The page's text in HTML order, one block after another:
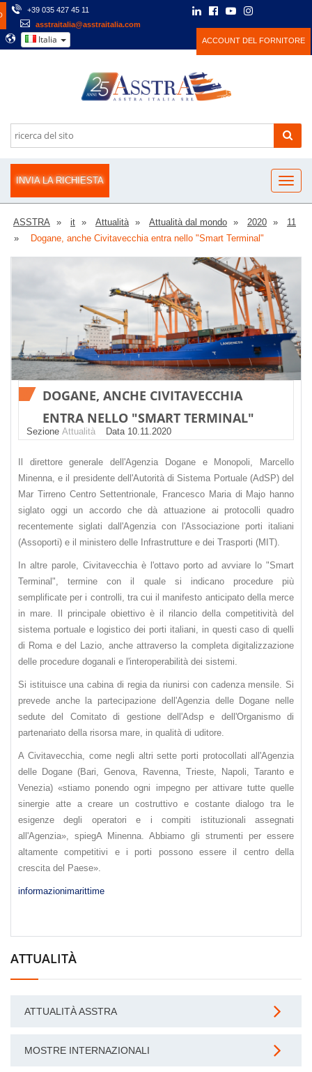
+39 035 427 45 11
asstraitalia@asstraitalia.com
Italia ACCOUNT DEL FORNITORE
INVIA LA RICHIESTA
ASSTRA it Attualità Attualità dal mondo 2020
11
Dogane, anche Civitavecchia entra nello "Smart Terminal"
DOGANE, ANCHE CIVITAVECCHIA
ENTRA NELLO "SMART TERMINAL"
Sezione Attualità Datа 10.11.2020
Il direttore generale dell'Agenzia Dogane e Monopoli, Marcello
Minenna, e il presidente dell'Autorità di Sistema Portuale (AdSP) del
Mar Tirreno Centro Settentrionale, Francesco Maria di Majo hanno
siglato oggi un accordo che dà attuazione ai protocolli quadro
recentemente siglati dall'Agenzia con l'Associazione porti italiani
(Assoporti) e il ministero delle Infrastrutture e dei Trasporti (MIT).
In altre parole, Civitavecchia è l'ottavo porto ad avviare lo "Smart
Terminal", termine con il quale si indicano procedure più
semplificate per i controlli, tra cui il manifesto anticipato della merce
in mare. Il principale obiettivo è il rilancio della competitività del
sistema portuale e logistico dei porti italiani, in questi caso di quelli
di Roma e del Lazio, anche attraverso la completa digitalizzazione
delle procedure doganali e l'interoperabilità dei sistemi.
Si istituisce una cabina di regia da riunirsi con cadenza mensile. Si
prevede anche la partecipazione dell'Agenzia delle Dogane nelle
sedute del Comitato di gestione dell'Adsp e dell'Organismo di
partenariato della risorsa mare, in qualità di uditore.
A Civitavecchia, come negli altri sette porti protocollati all'Agenzia
delle Dogane (Bari, Genova, Ravenna, Trieste, Napoli, Taranto e
Venezia) «stiamo ponendo ogni impegno per attivare tutte quelle
sinergie atte a creare un costruttivo e costante dialogo tra le
esigenze degli operatori e i compiti istituzionali assegnati
all'Agenzia», spiegA Minenna. Abbiamo gli strumenti per essere
altamente competitivi e i porti possono essere il centro della
crescita del Paese».
informazionimarittime
ATTUALITÀ
ATTUALITÀ ASSTRA
MOSTRE INTERNAZIONALI